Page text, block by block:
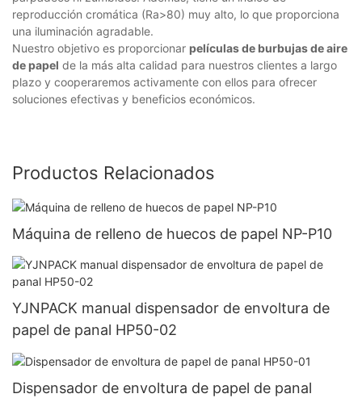
reproducción cromática (Ra>80) muy alto, lo que proporciona
una iluminación agradable.
Nuestro objetivo es proporcionar películas de burbujas de aire
de papel de la más alta calidad para nuestros clientes a largo
plazo y cooperaremos activamente con ellos para ofrecer
soluciones efectivas y beneficios económicos.
Productos Relacionados
Máquina de relleno de huecos de papel NP-P10
YJNPACK manual dispensador de envoltura de
papel de panal HP50-02
Dispensador de envoltura de papel de panal